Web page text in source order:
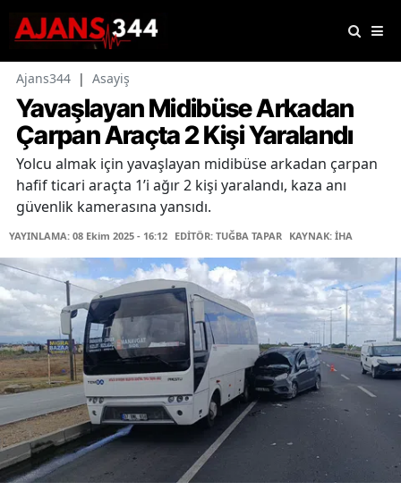
Ajans344 | Asayiş
Yavaşlayan Midibüse Arkadan
Çarpan Araçta 2 Kişi Yaralandı
Yolcu almak için yavaşlayan midibüse arkadan çarpan
hafif ticari araçta 1’i ağır 2 kişi yaralandı, kaza anı
güvenlik kamerasına yansıdı.
YAYINLAMA: 08 Ekim 2025 - 16:12 EDİTÖR: TUĞBA TAPAR KAYNAK: İHA